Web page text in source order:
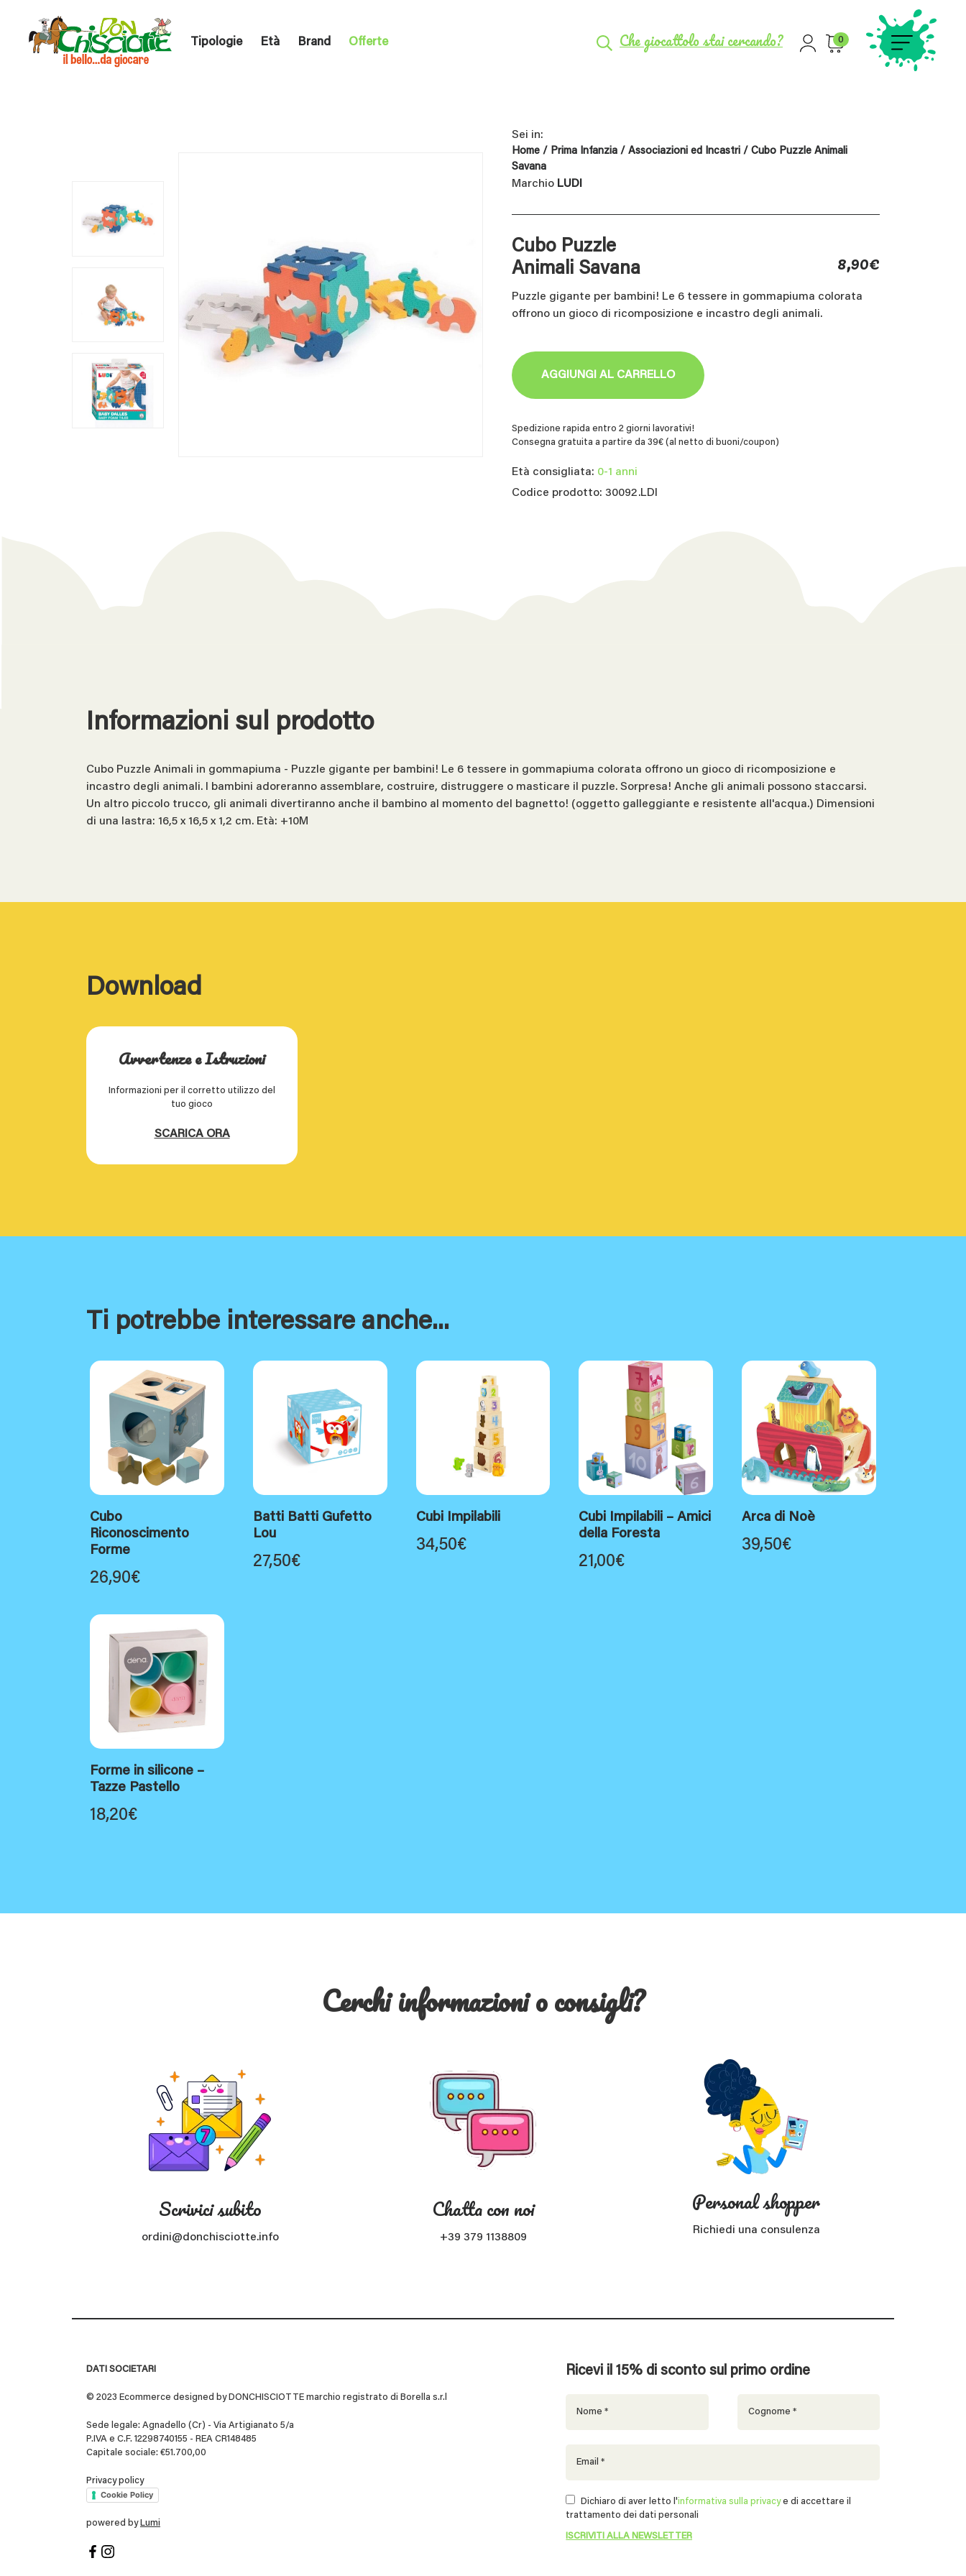
Tipologie Età Brand Offerte Che giocattolo stai cercando? 0
Sei in:
Home / Prima Infanzia / Associazioni ed Incastri / Cubo Puzzle Animali
Savana
Marchio LUDI
Cubo Puzzle
Animali Savana
8,90€
Puzzle gigante per bambini! Le 6 tessere in gommapiuma colorata
offrono un gioco di ricomposizione e incastro degli animali.
AGGIUNGI AL CARRELLO
Spedizione rapida entro 2 giorni lavorativi!
Consegna gratuita a partire da 39€ (al netto di buoni/coupon)
Età consigliata: 0-1 anni
Codice prodotto: 30092.LDI
Informazioni sul prodotto
Cubo Puzzle Animali in gommapiuma - Puzzle gigante per bambini! Le 6 tessere in gommapiuma colorata offrono un gioco di ricomposizione e
incastro degli animali. I bambini adoreranno assemblare, costruire, distruggere o masticare il puzzle. Sorpresa! Anche gli animali possono staccarsi.
Un altro piccolo trucco, gli animali divertiranno anche il bambino al momento del bagnetto! (oggetto galleggiante e resistente all'acqua.) Dimensioni
di una lastra: 16,5 x 16,5 x 1,2 cm. Età: +10M
Download
Avvertenze e Istruzioni
Informazioni per il corretto utilizzo del
tuo gioco
SCARICA ORA
Ti potrebbe interessare anche...
Cubo
Riconoscimento
Forme
26,90€
Batti Batti Gufetto
Lou
27,50€
Cubi Impilabili
34,50€
Cubi Impilabili – Amici
della Foresta
21,00€
Arca di Noè
39,50€
Forme in silicone –
Tazze Pastello
18,20€
Cerchi informazioni o consigli?
Scrivici subito
ordini@donchisciotte.info
Chatta con noi
+39 379 1138809
Personal shopper
Richiedi una consulenza
DATI SOCIETARI
© 2023 Ecommerce designed by DONCHISCIOTTE marchio registrato di Borella s.r.l
Sede legale: Agnadello (Cr) - Via Artigianato 5/a
P.IVA e C.F. 12298740155 - REA CR148485
Capitale sociale: €51.700,00
Privacy policy
Cookie Policy
powered by Lumi
Ricevi il 15% di sconto sul primo ordine
Dichiaro di aver letto l'informativa sulla privacye di accettare il
trattamento dei dati personali